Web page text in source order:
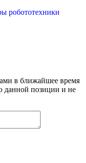
робототехники
в ближайшее время
данной позиции и не